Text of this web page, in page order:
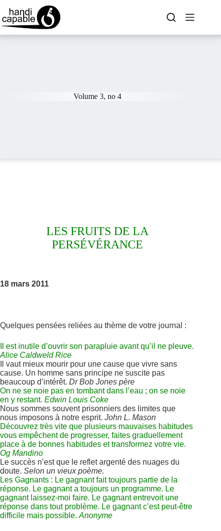
Volume 3, no 4
LES FRUITS DE LA
PERSÉVÉRANCE
18 mars 2011
Quelques pensées reliées au thème de votre journal :
Il est inutile d’ouvrir son parapluie avant qu’il ne pleuve.
Alice Caldweld Rice
Il vaut mieux mourir pour une cause que vivre sans
cause. Un homme sans principe ne suscite pas
beaucoup d’intérêt. Dr Bob Jones père
On ne se noie pas en tombant dans l’eau ; on se noie
en y restant. Edwin Louis Coke
Nous sommes souvent prisonniers des limites que
nous imposons à notre esprit. John L. Mason
Découvrez très vite que plusieurs mauvaises habitudes
vous empêchent de progresser, faites graduellement
place à de bonnes habitudes et transformez votre vie.
Og Mandino
Le succès n’est que le reflet argenté des nuages du
doute. Selon un vieux poème.
Les Gagnants : Le gagnant fait toujours partie de la
réponse. Le gagnant a toujours un programme. Le
gagnant laissez-moi faire. Le gagnant entrevoit une
réponse dans tout problème. Le gagnant c’est peut-être
difficile mais possible. Anonyme